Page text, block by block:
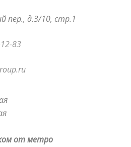
пер., д.3/10, стр.1
83
от метро